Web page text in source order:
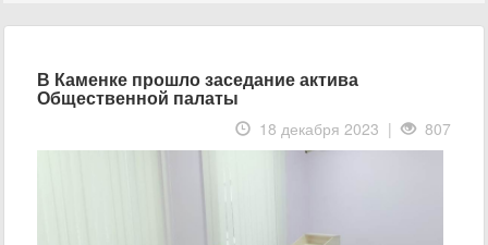
В Каменке прошло заседание актива
Общественной палаты
18 декабря 2023 | 807